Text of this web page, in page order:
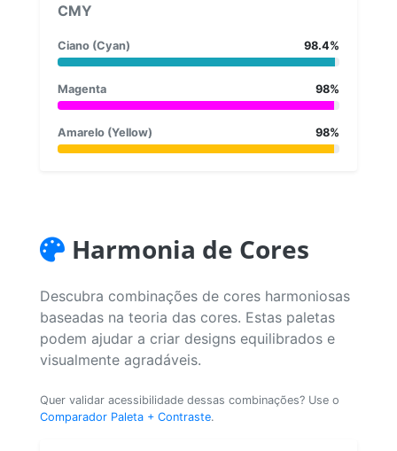
CMY
Ciano (Cyan) 98.4%
Magenta 98%
Amarelo (Yellow) 98%
Harmonia de Cores
Descubra combinações de cores harmoniosas
baseadas na teoria das cores. Estas paletas
podem ajudar a criar designs equilibrados e
visualmente agradáveis.
Quer validar acessibilidade dessas combinações? Use o
Comparador Paleta + Contraste.